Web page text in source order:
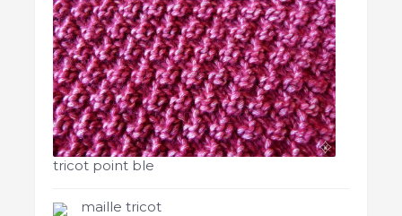
tricot point ble
maille tricot